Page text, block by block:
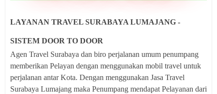
LAYANAN TRAVEL SURABAYA LUMAJANG -
SISTEM DOOR TO DOOR
Agen Travel Surabaya dan biro perjalanan umum penumpang
memberikan Pelayan dengan menggunakan mobil travel untuk
perjalanan antar Kota. Dengan menggunakan Jasa Travel
Surabaya Lumajang maka Penumpang mendapat Pelayanan dari